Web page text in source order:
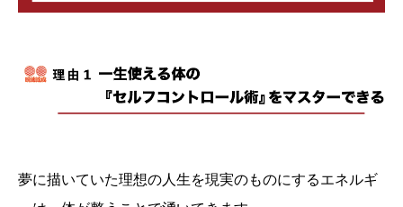
夢に描いていた理想の人生を現実のものにするエネルギ